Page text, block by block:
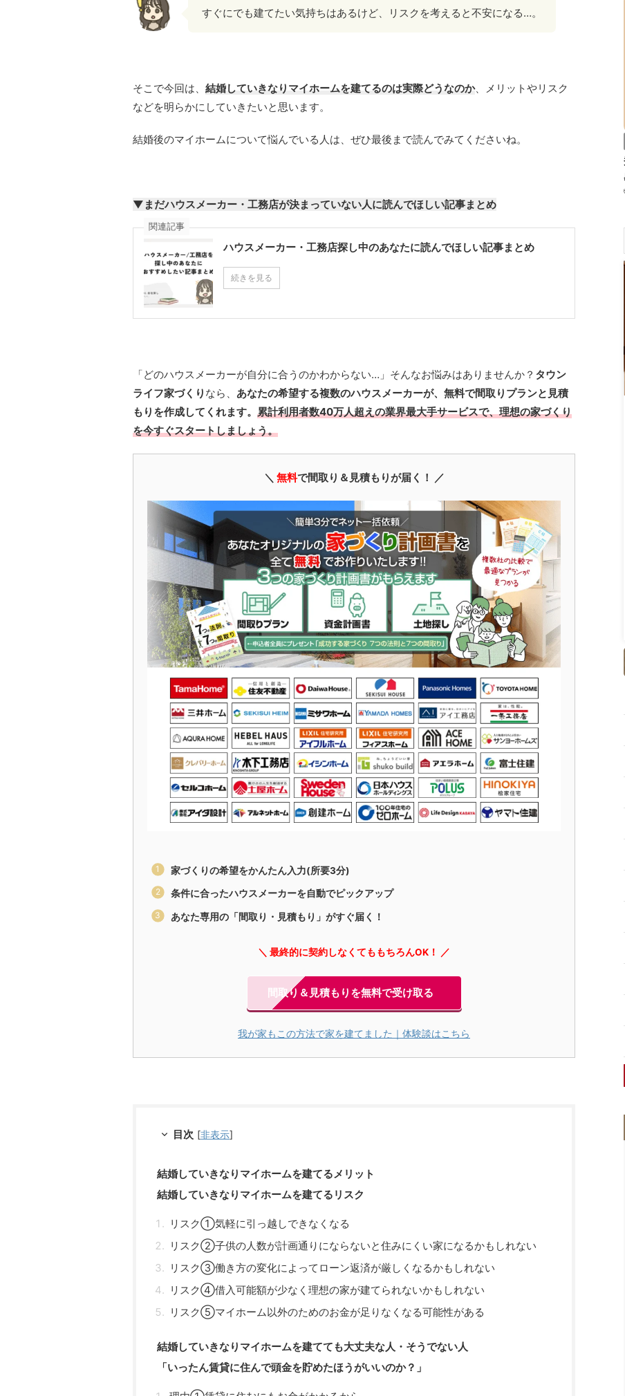
すぐにでも建てたい気持ちはあるけど、リスクを考えると不安になる…。
そこで今回は、 結婚していきなりマイホームを建てるのは実際どうなのか、メリットやリスク
などを明らかにしていきたいと思います。
結婚後のマイホームについて悩んでいる人は、ぜひ最後まで読んでみてくださいね。
▼まだハウスメーカー・工務店が決まっていない人に読んでほしい記事まとめ
関連記事
ハウスメーカー・工務店探し中のあなたに読んでほしい記事まとめ
続きを見る
「どのハウスメーカーが自分に合うのかわからない…」そんなお悩みはありませんか？ タウン
ライフ家づくり なら、 あなたの希望する複数のハウスメーカーが、無料で間取りプランと見積
もりを作成してくれます。 累計利用者数40万人超えの業界最大手サービスで、理想の家づくり
を今すぐスタートしましょう。
＼ 無料で間取り＆見積もりが届く！ ／
家づくりの希望をかんたん入力(所要3分)
条件に合ったハウスメーカーを自動でピックアップ
あなた専用の「間取り・見積もり」がすぐ届く！
＼ 最終的に契約しなくてももちろんOK！ ／
間取り＆見積もりを無料で受け取る
我が家もこの方法で家を建てました｜体験談はこちら
目次 [非表示]
結婚していきなりマイホームを建てるメリット
結婚していきなりマイホームを建てるリスク
リスク①気軽に引っ越しできなくなる
リスク②子供の人数が計画通りにならないと住みにくい家になるかもしれない
リスク③働き方の変化によってローン返済が厳しくなるかもしれない
リスク④借入可能額が少なく理想の家が建てられないかもしれない
リスク⑤マイホーム以外のためのお金が足りなくなる可能性がある
結婚していきなりマイホームを建てても大丈夫な人・そうでない人
「いったん賃貸に住んで頭金を貯めたほうがいいのか？」